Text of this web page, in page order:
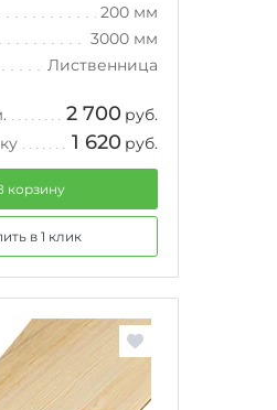
200 мм
3000 мм
Лиственница
2 700 руб.
1 620 руб.
корзину
в 1 клик